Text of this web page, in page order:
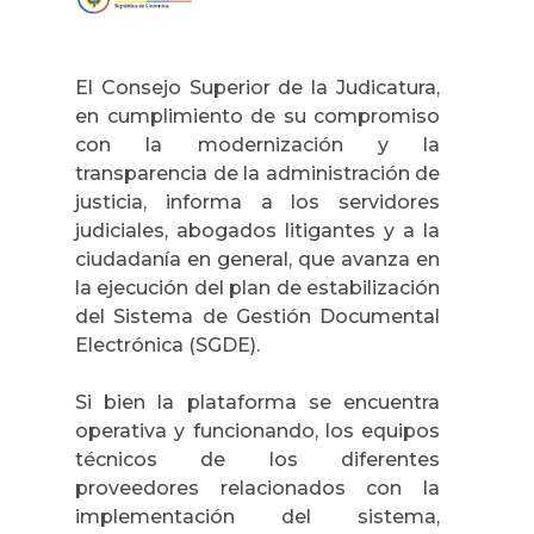
El Consejo Superior de la Judicatura,
en cumplimiento de su compromiso
con la modernización y la
transparencia de la administración de
justicia, informa a los servidores
judiciales, abogados litigantes y a la
ciudadanía en general, que avanza en
la ejecución del plan de estabilización
del Sistema de Gestión Documental
Electrónica (SGDE).
Si bien la plataforma se encuentra
operativa y funcionando, los equipos
técnicos de los diferentes
proveedores relacionados con la
implementación del sistema,